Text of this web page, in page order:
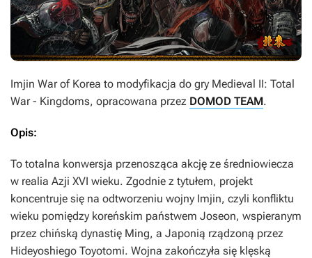
Imjin War of Korea to modyfikacja do gry Medieval II: Total
War - Kingdoms, opracowana przez DOMOD TEAM.
Opis:
To totalna konwersja przenosząca akcję ze średniowiecza
w realia Azji XVI wieku. Zgodnie z tytułem, projekt
koncentruje się na odtworzeniu wojny Imjin, czyli konfliktu
wieku pomiędzy koreńskim państwem Joseon, wspieranym
przez chińską dynastię Ming, a Japonią rządzoną przez
Hideyoshiego Toyotomi. Wojna zakończyła się klęską